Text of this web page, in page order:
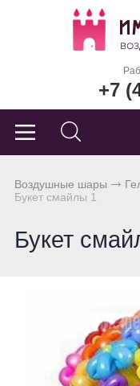
+7
Воздушные шары
Букет смайлы 1
Букет